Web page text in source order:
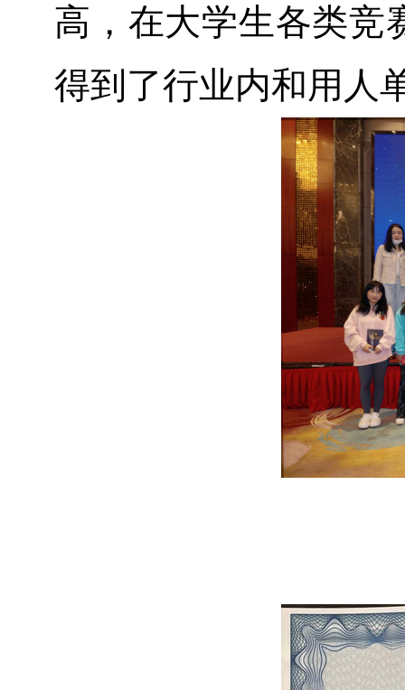
高，在大学生各类竞
得到了行业内和用人